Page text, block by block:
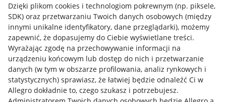
Dzięki plikom cookies i technologiom pokrewnym (np. piksele,
SDK) oraz przetwarzaniu Twoich danych osobowych (między
innymi unikalne identyfikatory, dane przeglądarki), możemy
zapewnić, że dopasujemy do Ciebie wyświetlane treści.
Wyrażając zgodę na przechowywanie informacji na
urządzeniu końcowym lub dostęp do nich i przetwarzanie
danych (w tym w obszarze profilowania, analiz rynkowych i
statystycznych) sprawiasz, że łatwiej będzie odnaleźć Ci w
Allegro dokładnie to, czego szukasz i potrzebujesz.
Przydatne informacje